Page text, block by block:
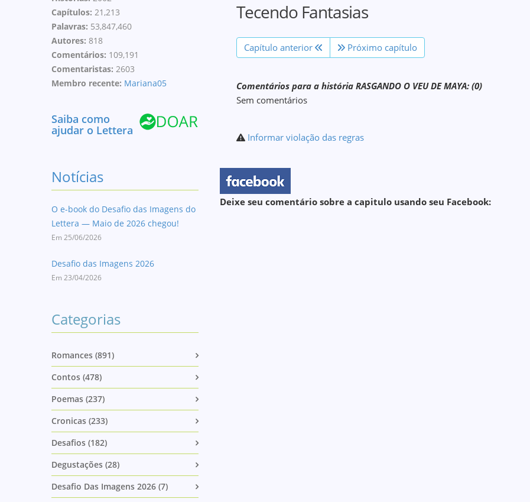
Capítulos: 21,213
Palavras: 53,847,460
Autores: 818
Comentários: 109,191
Comentaristas: 2603
Membro recente: Mariana05
Saiba como
ajudar o Lettera
Notícias
O e-book do Desafio das Imagens do
Lettera — Maio de 2026 chegou!
Em 25/06/2026
Desafio das Imagens 2026
Em 23/04/2026
Categorias
Romances (891)
Contos (478)
Poemas (237)
Cronicas (233)
Desafios (182)
Degustações (28)
Desafio Das Imagens 2026 (7)
Tecendo Fantasias
Capítulo anterior Próximo capítulo
Comentários para a história RASGANDO O VEU DE MAYA: (0)
Sem comentários
Informar violação das regras
Deixe seu comentário sobre a capitulo usando seu Facebook: